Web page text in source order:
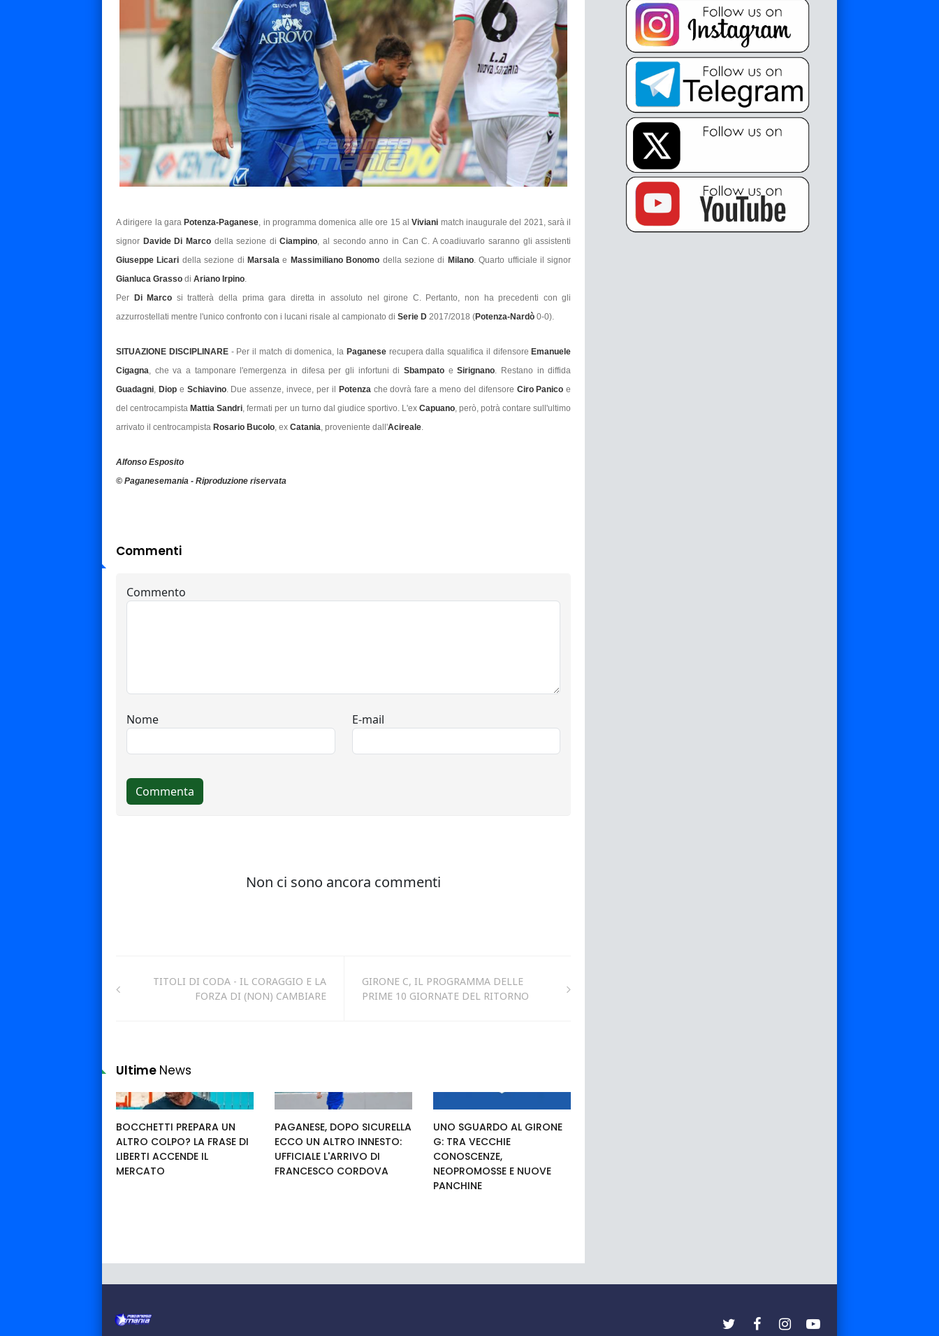
A dirigere la garaPotenza-Paganese , in programma domenica alle ore 15 alViviani match inaugurale del 2021, sarà il
signor Davide Di Marco della sezione diCiampino , al secondo anno in Can C. A coadiuvarlo saranno gli assistenti
Giuseppe Licari della sezione di Marsalae Massimiliano Bonomo della sezione di Milano. Quarto ufficiale il signor
Gianluca Grasso di Ariano Irpino
Per Di Marco si tratterà della prima gara diretta in assoluto nel girone C. Pertanto, non ha precedenti con gli
azzurrostellati mentre l'unico confronto con i lucani risale al campionato di Serie D 2017/2018 (Potenza-Nardò 0-0).
SITUAZIONE DISCIPLINARE - Per il match di domenica, la Paganese recupera dalla squalifica il difensoreEmanuele
Cigagna , che va a tamponare l'emergenza in difesa per gli infortuni di Sbampato eSirignano . Restano in diffida
Guadagni Diop e Schiavino. Due assenze, invece, per il Potenza che dovrà fare a meno del difensore Ciro Panico e
del centrocampistaMattia Sandri , fermati per un turno dal giudice sportivo. L'exCapuano , però, potrà contare sull'ultimo
arrivato il centrocampista Rosario Bucolo , ex Catania , proveniente dall'Acireale
Alfonso Esposito
© Paganesemania - Riproduzione riservata
Commenti
TITOLI DI CODA - IL CORAGGIO E LA
FORZA DI (NON) CAMBIARE
GIRONE C, IL PROGRAMMA DELLE
PRIME 10 GIORNATE DEL RITORNO
Ultime News
BOCCHETTI PREPARA UN
ALTRO COLPO? LA FRASE DI
LIBERTI ACCENDE IL
MERCATO
PAGANESE, DOPO SICURELLA
ECCO UN ALTRO INNESTO:
UFFICIALE L'ARRIVO DI
FRANCESCO CORDOVA
UNO SGUARDO AL GIRONE
G: TRA VECCHIE
CONOSCENZE,
NEOPROMOSSE E NUOVE
PANCHINE